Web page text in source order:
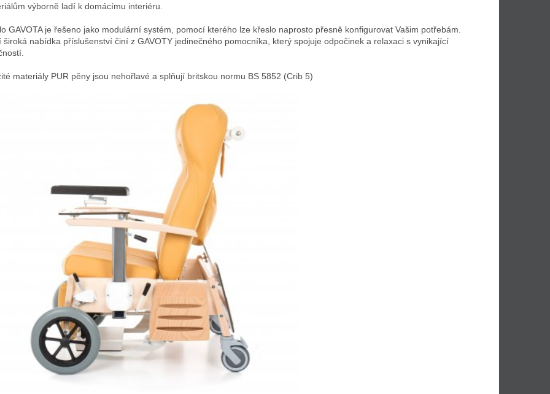
výborně ladí k domácímu interiéru.
GAVOTA je řešeno jako modulární systém, pomocí kterého lze křeslo naprosto přesně konfigurovat Vašim potřebám.
široká nabídka příslušenství činí z GAVOTY jedinečného pomocníka, který spojuje odpočinek a relaxaci s vynikající
materiály PUR pěny jsou nehořlavé a splňují britskou normu BS 5852 (Crib 5)